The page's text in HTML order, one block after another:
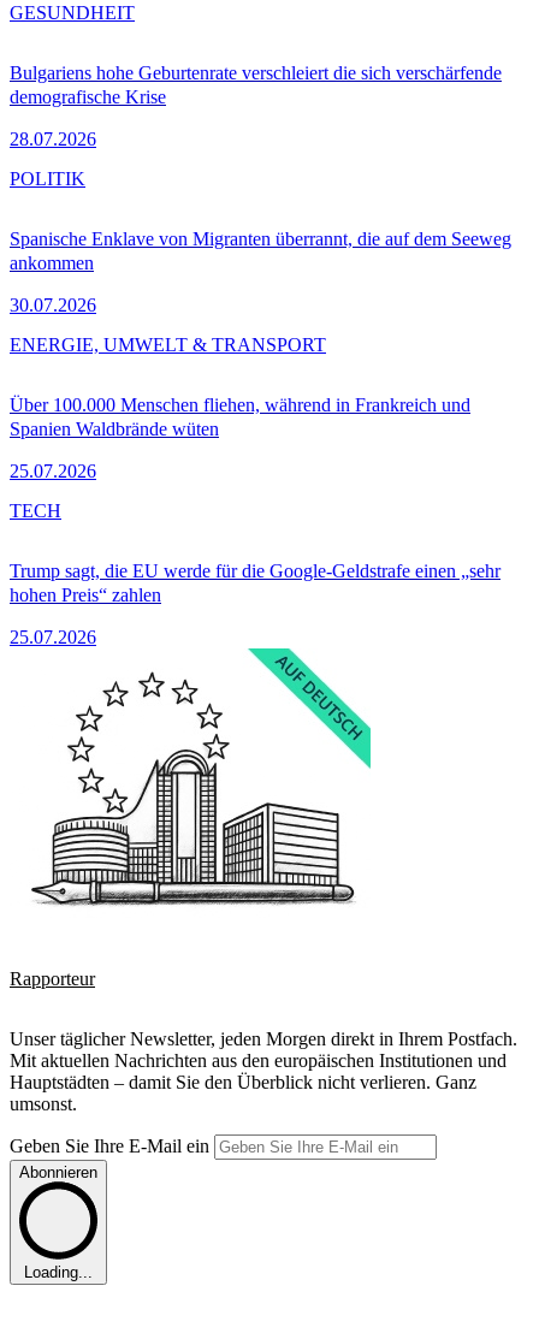
Bulgariens hohe Geburtenrate verschleiert die sich verschärfende
demografische Krise
28.07.2026
GESUNDHEIT
Spanische Enklave von Migranten überrannt, die auf dem Seeweg
ankommen
30.07.2026
POLITIK
Über 100.000 Menschen fliehen, während in Frankreich und
Spanien Waldbrände wüten
25.07.2026
ENERGIE, UMWELT & TRANSPORT
Trump sagt, die EU werde für die Google-Geldstrafe einen „sehr
hohen Preis“ zahlen
25.07.2026
TECH
Rapporteur
Unser täglicher Newsletter, jeden Morgen direkt in Ihrem Postfach.
Mit aktuellen Nachrichten aus den europäischen Institutionen und
Hauptstädten – damit Sie den Überblick nicht verlieren. Ganz
umsonst.
Geben Sie Ihre E-Mail ein
Abonnieren
Loading...